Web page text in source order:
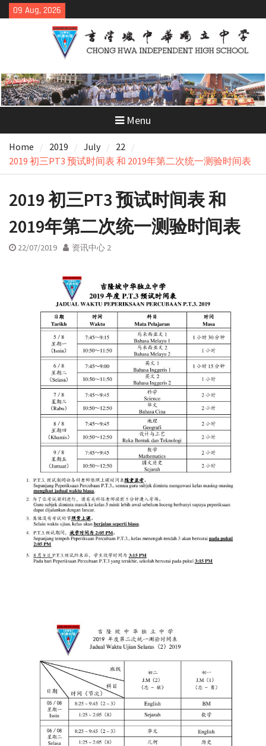
Skip
to
09 Aug, 2026
Menu
Home 2019 July
22
2019 初三PT3 预试时间表 和 2019年第二次统一测验时间表
2019 初三PT3 预试时间表 和
2019年第二次统一测验时间表
22/07/2019 资讯中心 2